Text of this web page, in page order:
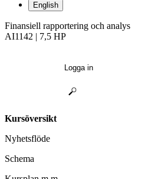
English
Finansiell rapportering och analys
AI1142 | 7,5 HP
Logga in
Kursöversikt
Nyhetsflöde
Schema